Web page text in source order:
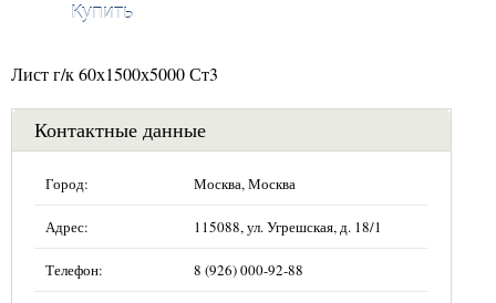
Купить
Лист г/к 60х1500х5000 Ст3
Контактные данные
Город: Москва, Москва
Адрес: 115088, ул. Угрешская, д. 18/1
Телефон: 8 (926) 000-92-88